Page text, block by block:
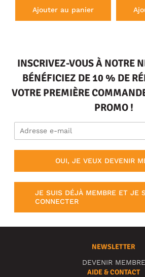
Ajouter au panier
INSCRIVEZ-VOUS À NOTRE
BÉNÉFICIEZ DE 10 % DE
VOTRE PREMIÈRE
PROMO !
OUI, JE VEUX DEVENIR
JE SUIS DÉJÀ MEMBRE ET JE
CONNECTER
NEWSLETTER
DEVENIR MEMBRE
AIDE & CONTACT